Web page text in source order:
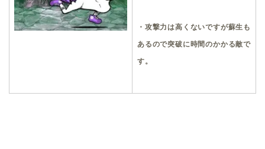
・攻撃力は高くないですが蘇生も
あるので突破に時間のかかる敵で
す。